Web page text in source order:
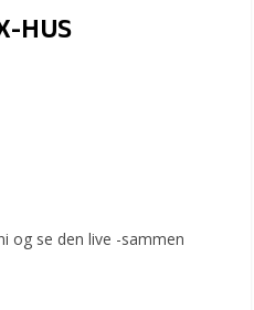
HUS
og se den live -sammen